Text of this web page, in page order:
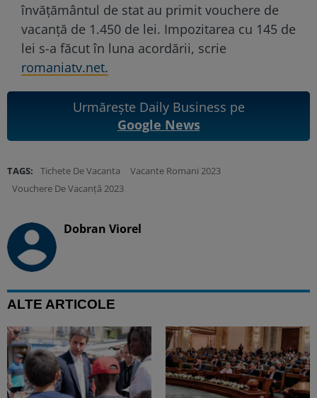
învățământul de stat au primit vouchere de
vacanță de 1.450 de lei. Impozitarea cu 145 de
lei s-a făcut în luna acordării, scrie
romaniatv.net.
Urmărește Daily Business pe
Google News
TAGS: Tichete De Vacanta
Vacante Romani 2023
Vouchere De Vacanţă 2023
Dobran Viorel
ALTE ARTICOLE